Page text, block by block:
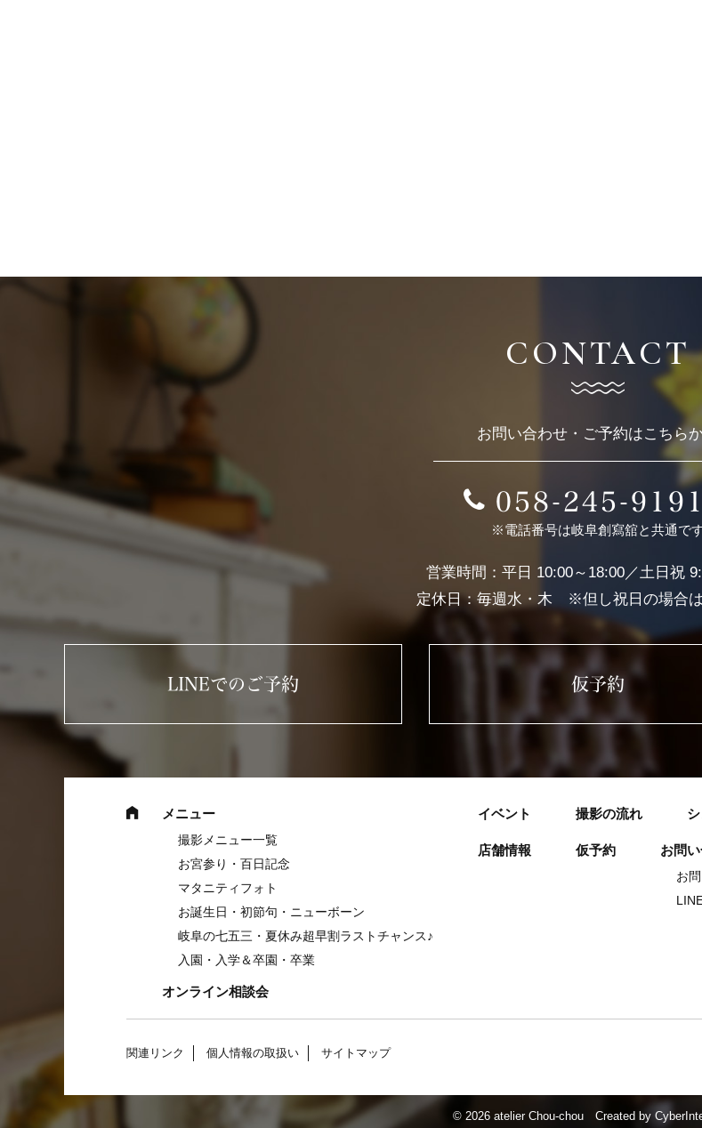
CONTACT
お問い合わせ・ご予約はこちら
058-245-9191
※電話番号は岐阜創寫舘と共通で
営業時間：平日 10:00～18:00／土日祝
定休日：毎週水・木 ※但し祝日の場合
LINEでのご予約 仮予約
メニュー
撮影メニュー一覧
お宮参り・百日記念
マタニティフォト
お誕生日・初節句・ニューボーン
岐阜の七五三・夏休み超早割ラストチャンス♪
入園・入学＆卒園・卒業
イベント 撮影の流れ
店舗情報 仮予約 お問
お
オンライン相談会
関連リンク 個人情報の取扱い サイトマップ
©2026 atelier Chou-chou Created by